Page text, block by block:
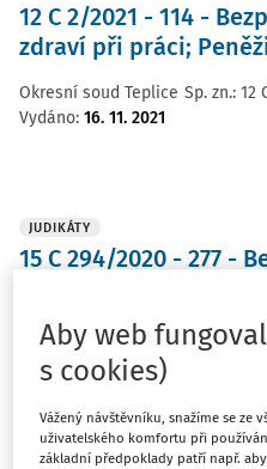
12 C 2/2021 - 114 -
zdraví při práci;
Okresní soud Teplice Sp. zn.: 12
Vydáno: 16. 11. 2021
JUDIKÁTY
15 C 294/2020 - 277 -
Insolvence; Náhrada
na výdělku;
povolání; Opilost;
styk; Povinnosti
kázeň; Pracovní úraz
Aby web
s cookies)
Vážený návštěvníku, snažíme se ze
uživatelského komfortu při
základní předpoklady patří např.